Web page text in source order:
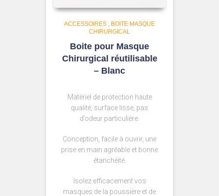
ACCESSOIRES , BOITE MASQUE
CHIRURGICAL
Boite pour Masque
Chirurgical réutilisable
– Blanc
Matériel de protection haute
qualité, surface lisse, pas
d’odeur particulière.
Conception, facile à ouvrir, une
prise en main agréable et bonne
étanchéité.
Isolez efficacement vos
masques de la poussière et de